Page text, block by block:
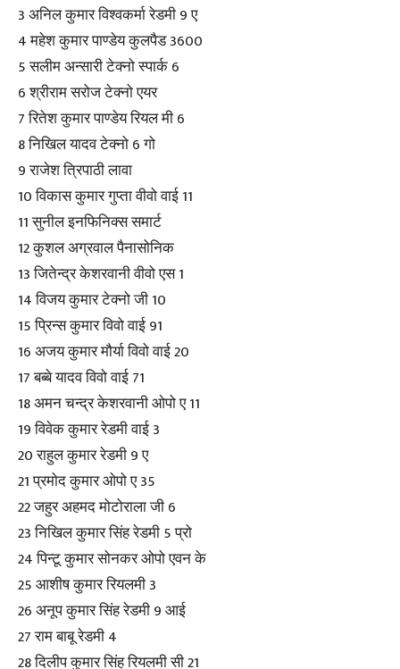
3 अनिल कुमार विश्वकर्मा रेडमी 9 ए
4 महेश कुमार पाण्डेय कुलपैड 3600
5 सलीम अन्सारी टेक्नो स्पार्क 6
6 श्रीराम सरोज टेक्नो एयर
7 रितेश कुमार पाण्डेय रियल मी 6
8 निखिल यादव टेक्नो 6 गो
9 राजेश त्रिपाठी लावा
10 विकास कुमार गुप्ता वीवो वाई 11
11 सुनील इनफिनिक्स समार्ट
12 कुशल अग्रवाल पैनासोनिक
13 जितेन्द्र केशरवानी वीवो एस 1
14 विजय कुमार टेक्नो जी 10
15 प्रिन्स कुमार विवो वाई 91
16 अजय कुमार मौर्या विवो वाई 20
17 बब्बे यादव विवो वाई 71
18 अमन चन्द्र केशरवानी ओपो ए 11
19 विवेक कुमार रेडमी वाई 3
20 राहुल कुमार रेडमी 9 ए
21 प्रमोद कुमार ओपो ए 35
22 जहुर अहमद मोटोराला जी 6
23 निखिल कुमार सिंह रेडमी 5 प्रो
24 पिन्टू कुमार सोनकर ओपो एवन के
25 आशीष कुमार रियलमी 3
26 अनूप कुमार सिंह रेडमी 9 आई
27 राम बाबू रेडमी 4
28 दिलीप कुमार सिंह रियलमी सी 21